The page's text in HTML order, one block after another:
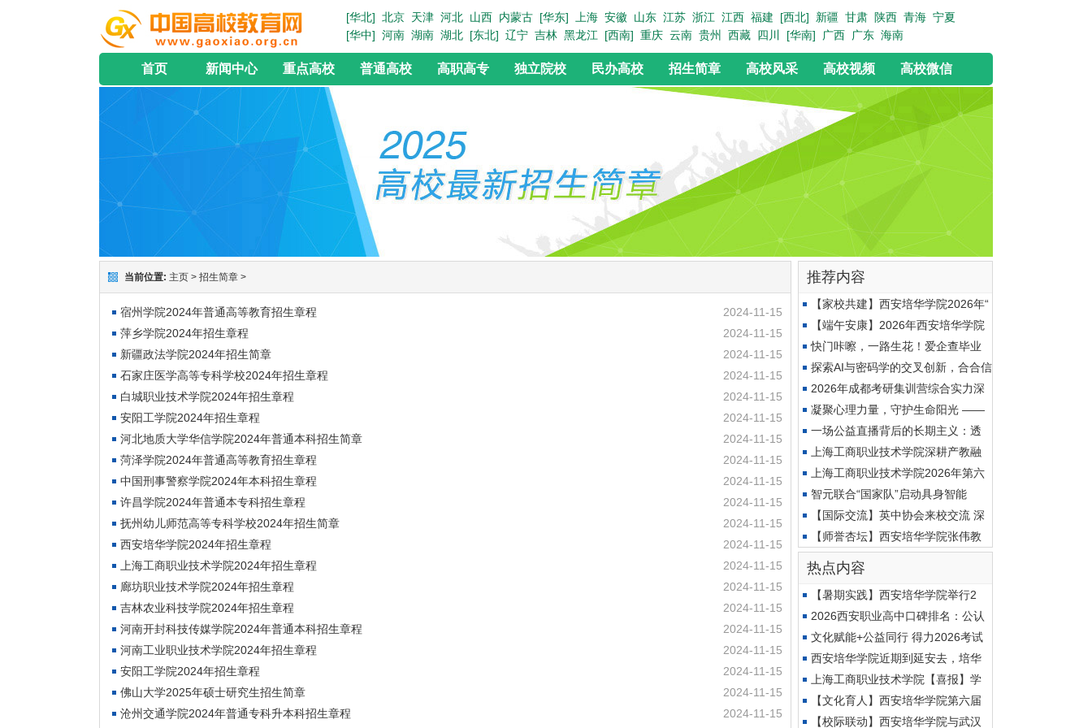
[华北] 北京 天津 河北 山西 内蒙古 [华东] 上海 安徽 山东 江苏 浙江 江西 福建 [西北] 新疆 甘肃 陕西 青海 宁夏
[华中] 河南 湖南 湖北 [东北] 辽宁 吉林 黑龙江 [西南] 重庆 云南 贵州 西藏 四川 [华南] 广西 广东 海南
首页 新闻中心 重点高校 普通高校 高职高专 独立院校 民办高校 招生简章 高校风采 高校视频 高校微信
当前位置: 主页 > 招生简章 >
宿州学院2024年普通高等教育招生章程
2024-11-15
萍乡学院2024年招生章程
2024-11-15
新疆政法学院2024年招生简章
2024-11-15
石家庄医学高等专科学校2024年招生章程
2024-11-15
白城职业技术学院2024年招生章程
2024-11-15
安阳工学院2024年招生章程
2024-11-15
河北地质大学华信学院2024年普通本科招生简章
2024-11-15
菏泽学院2024年普通高等教育招生章程
2024-11-15
中国刑事警察学院2024年本科招生章程
2024-11-15
许昌学院2024年普通本专科招生章程
2024-11-15
抚州幼儿师范高等专科学校2024年招生简章
2024-11-15
西安培华学院2024年招生章程
2024-11-15
上海工商职业技术学院2024年招生章程
2024-11-15
廊坊职业技术学院2024年招生章程
2024-11-15
吉林农业科技学院2024年招生章程
2024-11-15
河南开封科技传媒学院2024年普通本科招生章程
2024-11-15
河南工业职业技术学院2024年招生章程
2024-11-15
安阳工学院2024年招生章程
2024-11-15
佛山大学2025年硕士研究生招生简章
2024-11-15
沧州交通学院2024年普通专科升本科招生章程
2024-11-15
推荐内容
【家校共建】西安培华学院2026年“
【端午安康】2026年西安培华学院
开 快门咔嚓，一路生花！爱企查毕业
探索AI与密码学的交叉创新，合合信
2026年成都考研集训营综合实力深
度 凝聚心理力量，守护生命阳光 ——
一场公益直播背后的长期主义：透
上海工商职业技术学院深耕产教融
上海工商职业技术学院2026年第六
期 智元联合“国家队”启动具身智能
【国际交流】英中协会来校交流 深
【师誉杏坛】西安培华学院张伟教
热点内容
【暑期实践】西安培华学院举行2
2026西安职业高中口碑排名：公认
靠 文化赋能+公益同行 得力2026考试
季 西安培华学院近期到延安去，培华
上海工商职业技术学院【喜报】学
【文化育人】西安培华学院第六届
【校际联动】西安培华学院与武汉